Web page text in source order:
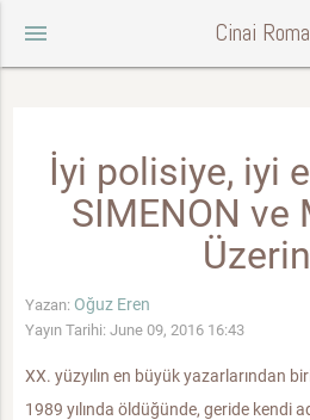
menu Cinai
İyi polisiye, iyi
SIMENON ve
Yazan: Oğuz Eren
Yayın Tarihi: June 09, 2016 16:43
XX. yüzyılın en büyük yazarlarından
1989 yılında öldüğünde, geride kendi